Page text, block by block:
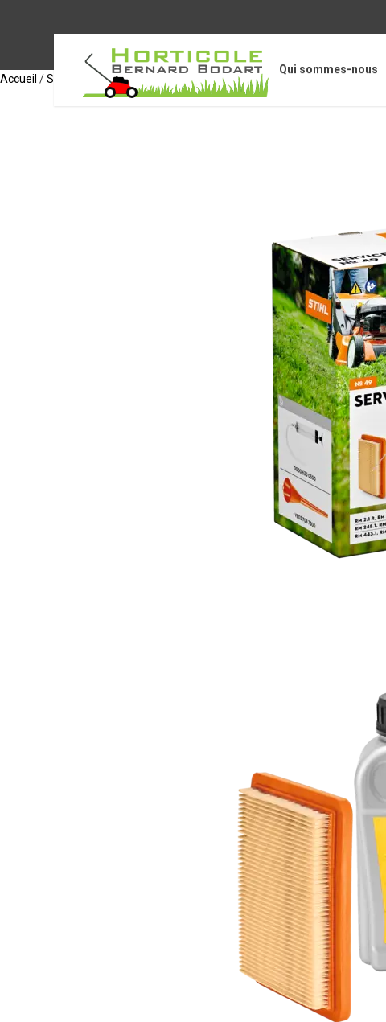
Qui sommes-nous
Accueil /STIHL Accessoires Accessoires pour motoculteurs / motobineuses